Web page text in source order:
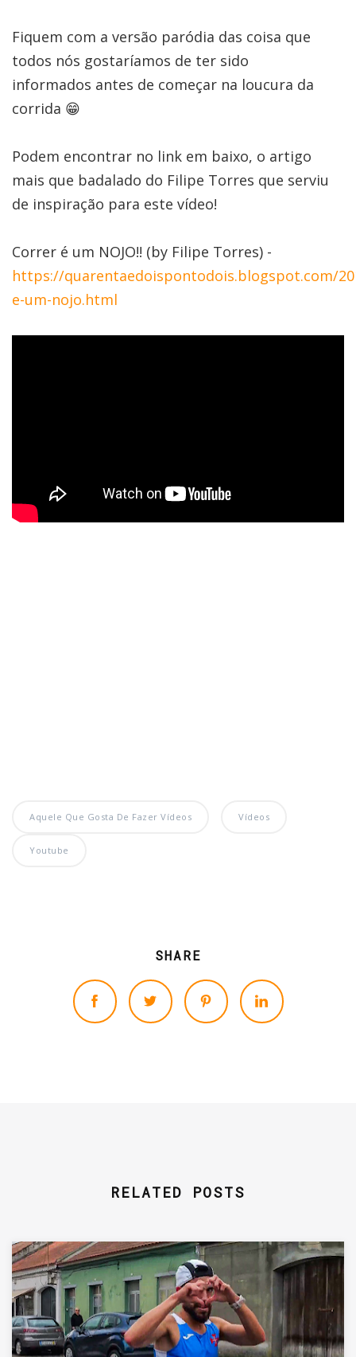
Fiquem com a versão paródia das coisa que
todos nós gostaríamos de ter sido
informados antes de começar na loucura da
corrida 😁
Podem encontrar no link em baixo, o artigo
mais que badalado do Filipe Torres que serviu
de inspiração para este vídeo!
Correr é um NOJO!! (by Filipe Torres) -
https://quarentaedoispontodois.blogspot.com/
e-um-nojo.html
Aquele Que Gosta De Fazer Vídeos Vídeos
Youtube
SHARE
RELATED POSTS